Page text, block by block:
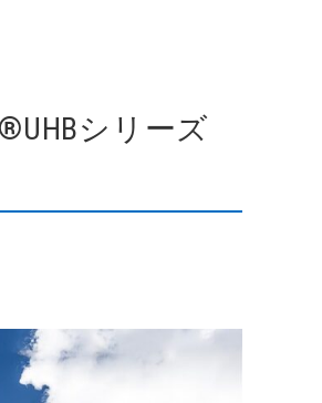
シリーズ